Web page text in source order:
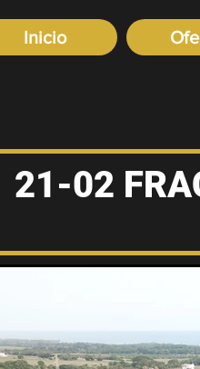
Inicio
21-02